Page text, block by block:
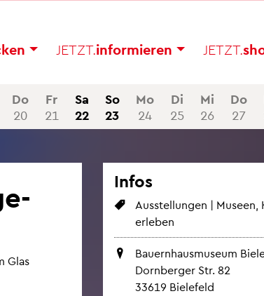
JETZT.in­for­mie­ren JETZT.
Do
20
Fr
21
Sa
22
So
23
Mo
24
Di
25
Mi
26
Do
27
Glas
Infos
Aus­stel­lun­gen | Mu­se­en,
er­le­ben
Bau­ern­haus­mu­se­um
Dorn­ber­ger Str. 82
33619 Bie­le­feld